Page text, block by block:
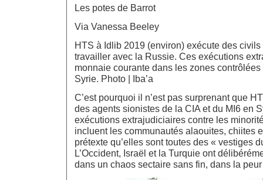
Les potes de Barrot
Via Vanessa Beeley
HTS à Idlib 2019 (environ) exécute des
travailler avec la Russie. Ces exécutions
monnaie courante dans les zones
Syrie. Photo | Iba’a
C’est pourquoi il n’est pas surprenant que
des agents sionistes de la CIA et du MI6 en
exécutions extrajudiciaires contre les
incluent les communautés alaouites, chiites
prétexte qu’elles sont toutes des « vestiges
L’Occident, Israël et la Turquie ont
dans un chaos sectaire sans fin, dans la